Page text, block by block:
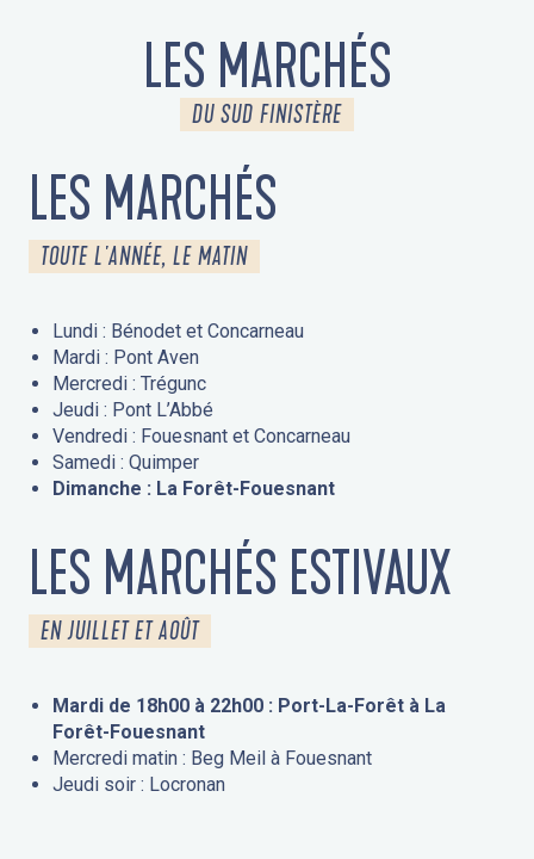
LES MARCHÉS
DU SUD FINISTÈRE
LES MARCHÉS
TOUTE L'ANNÉE, LE MATIN
Lundi : Bénodet et Concarneau
Mardi : Pont Aven
Mercredi : Trégunc
Jeudi : Pont L’Abbé
Vendredi : Fouesnant et Concarneau
Samedi : Quimper
Dimanche : La Forêt-Fouesnant
LES MARCHÉS ESTIVAUX
EN JUILLET ET AOÛT
Mardi de 18h00 à 22h00 : Port-La-Forêt à La
Forêt-Fouesnant
Mercredi matin : Beg Meil à Fouesnant
Jeudi soir : Locronan